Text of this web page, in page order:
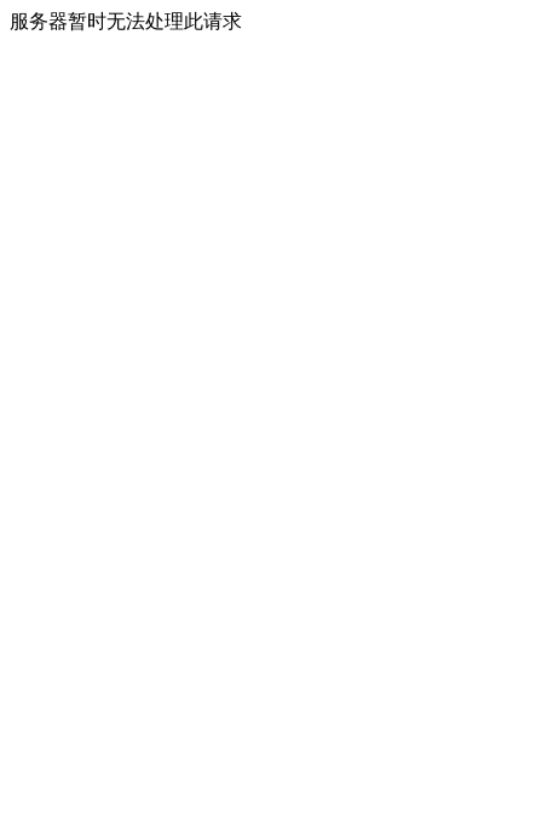
服务器暂时无法处理此请求